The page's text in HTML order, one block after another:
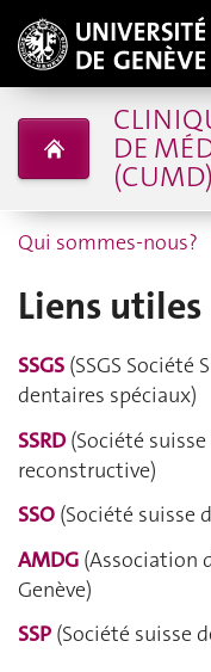
DE
(CUMD)
Qui sommes-nous?
Liens utiles
SSGS (SSGS
dentaires spéciaux)
SSRD (Société
reconstructive)
SSO (Société suisse
AMDG (Association
Genève)
SSP (Société suisse